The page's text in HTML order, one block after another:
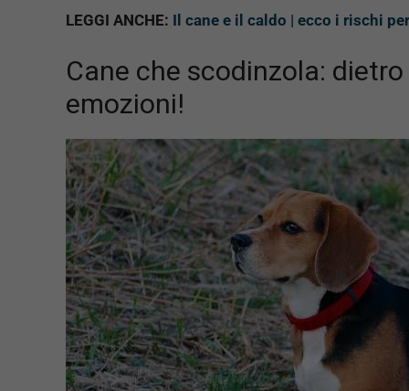
LEGGI ANCHE: Il cane e il caldo | ecco i rischi
Cane che scodinzola:
emozioni!